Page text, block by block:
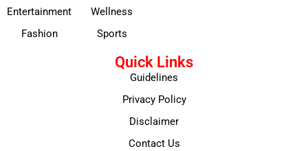
Entertainment
Fashion
Wellness
Sports
Quick Links
Guidelines
Privacy Policy
Disclaimer
Contact Us